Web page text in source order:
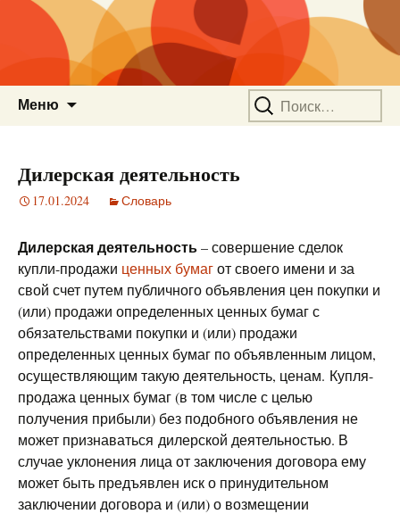
Меню Найти:
Дилерская деятельность
17.01.2024 Словарь
Дилерская деятельность– совершение сделок
купли-продажи ценных бумагот своего имени и за
свой счет путем публичного объявления цен покупки и
(или) продажи определенных ценных бумаг с
обязательствами покупки и (или) продажи
определенных ценных бумаг по объявленным лицом,
осуществляющим такую деятельность, ценам. Купля-
продажа ценных бумаг (в том числе с целью
получения прибыли) без подобного объявления не
может признаваться дилерской деятельностью. В
случае уклонения лица от заключения договора ему
может быть предъявлен иск о принудительном
заключении договора и (или) о возмещении